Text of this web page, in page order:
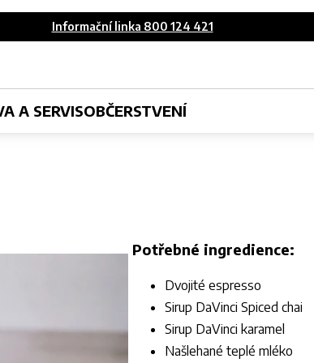
Informační linka 800 124 421
A SERVISOBČERSTVENÍ
Potřebné ingredience:
Dvojité espresso
Sirup DaVinci Spiced chai
Sirup DaVinci karamel
Našlehané teplé mléko